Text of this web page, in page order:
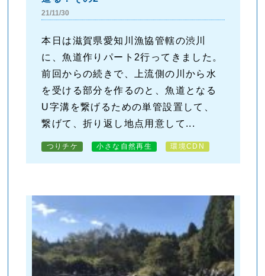
21/11/30
本日は滋賀県愛知川漁協管轄の渋川
に、魚道作りパート2行ってきました。
前回からの続きで、上流側の川から水
を受ける部分を作るのと、魚道となる
U字溝を繋げるための単管設置して、
繋げて、折り返し地点用意して...
つりチケ 小さな自然再生 環境CDN